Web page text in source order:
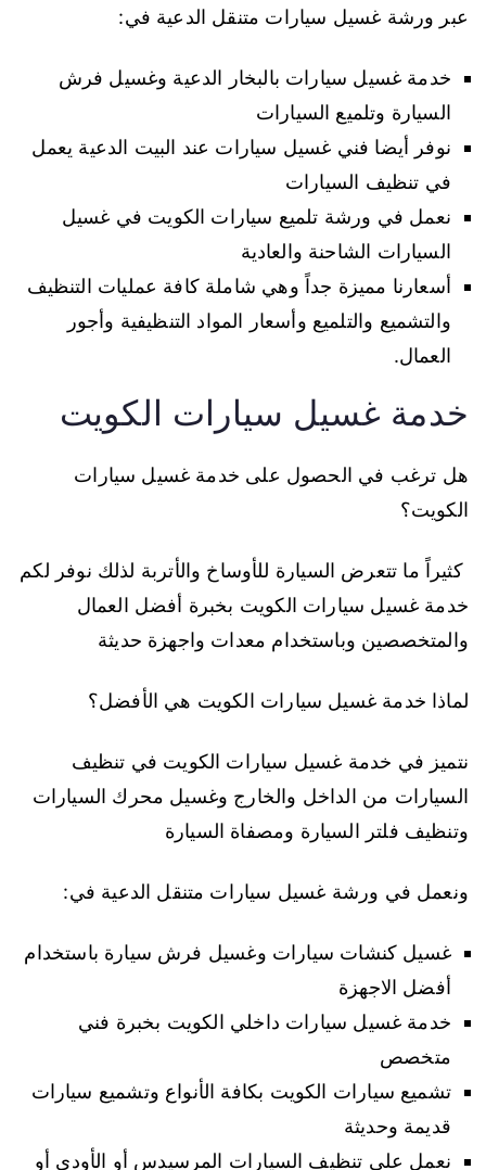
عبر ورشة غسيل سيارات متنقل الدعية في:
خدمة غسيل سيارات بالبخار الدعية وغسيل فرش
السيارة وتلميع السيارات
نوفر أيضا فني غسيل سيارات عند البيت الدعية يعمل
في تنظيف السيارات
نعمل في ورشة تلميع سيارات الكويت في غسيل
السيارات الشاحنة والعادية
أسعارنا مميزة جداً وهي شاملة كافة عمليات التنظيف
والتشميع والتلميع وأسعار المواد التنظيفية وأجور
العمال.
خدمة غسيل سيارات الكويت
هل ترغب في الحصول على خدمة غسيل سيارات
الكويت؟
كثيراً ما تتعرض السيارة للأوساخ والأتربة لذلك نوفر لكم
خدمة غسيل سيارات الكويت بخبرة أفضل العمال
والمتخصصين وباستخدام معدات واجهزة حديثة
لماذا خدمة غسيل سيارات الكويت هي الأفضل؟
نتميز في خدمة غسيل سيارات الكويت في تنظيف
السيارات من الداخل والخارج وغسيل محرك السيارات
وتنظيف فلتر السيارة ومصفاة السيارة
ونعمل في ورشة غسيل سيارات متنقل الدعية في:
غسيل كنشات سيارات وغسيل فرش سيارة باستخدام
أفضل الاجهزة
خدمة غسيل سيارات داخلي الكويت بخبرة فني
متخصص
تشميع سيارات الكويت بكافة الأنواع وتشميع سيارات
قديمة وحديثة
نعمل على تنظيف السيارات المرسيدس أو الأودي أو